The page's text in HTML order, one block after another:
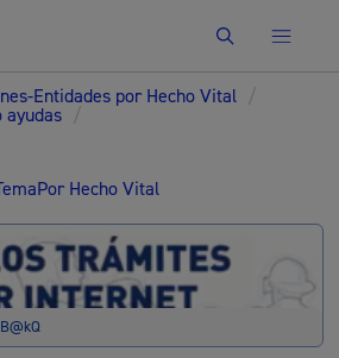
Buscar
Entidades por Hecho Vital /
ayudas /
Por Hecho Vital